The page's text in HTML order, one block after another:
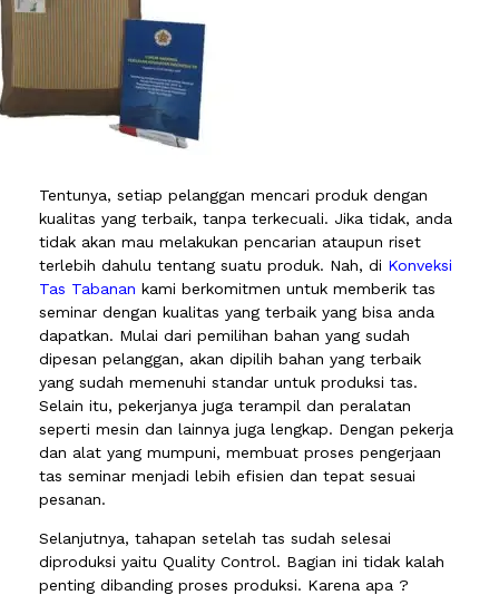
Tentunya, setiap pelanggan mencari produk dengan
kualitas yang terbaik, tanpa terkecuali. Jika tidak, anda
tidak akan mau melakukan pencarian ataupun riset
terlebih dahulu tentang suatu produk. Nah, di Konveksi
Tas Tabanan kami berkomitmen untuk memberik tas
seminar dengan kualitas yang terbaik yang bisa anda
dapatkan. Mulai dari pemilihan bahan yang sudah
dipesan pelanggan, akan dipilih bahan yang terbaik
yang sudah memenuhi standar untuk produksi tas.
Selain itu, pekerjanya juga terampil dan peralatan
seperti mesin dan lainnya juga lengkap. Dengan pekerja
dan alat yang mumpuni, membuat proses pengerjaan
tas seminar menjadi lebih efisien dan tepat sesuai
pesanan.
Selanjutnya, tahapan setelah tas sudah selesai
diproduksi yaitu Quality Control. Bagian ini tidak kalah
penting dibanding proses produksi. Karena apa ?